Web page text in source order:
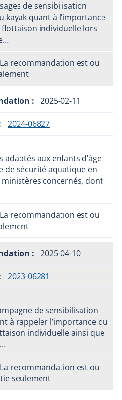
de sensibilisation
kayak quant à l’importance
individuelle lors
La recommandation est ou
2025-02-11
2024-06827
adaptés aux enfants d’âge
de sécurité aquatique en
concernés, dont
La recommandation est ou
2025-04-10
2023-06281
de sensibilisation
à rappeler l’importance du
individuelle ainsi que
La recommandation est ou
seulement